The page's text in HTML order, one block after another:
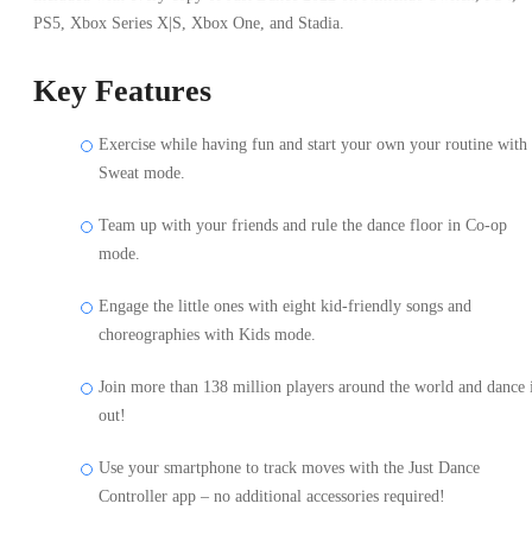
PS5, Xbox Series X|S, Xbox One, and Stadia.
Key Features
Exercise while having fun and start your own your routine with
Sweat mode.
Team up with your friends and rule the dance floor in Co-op
mode.
Engage the little ones with eight kid-friendly songs and
choreographies with Kids mode.
Join more than 138 million players around the world and dance
out!
Use your smartphone to track moves with the Just Dance
Controller app – no additional accessories required!